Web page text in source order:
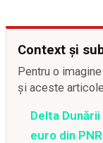
Context și
Pentru o
și aceste
Delta
euro din